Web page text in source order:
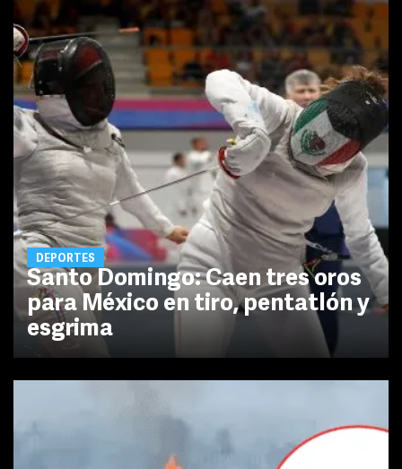
DEPORTES
Santo Domingo: Caen tres oros
para México en tiro, pentatlón y
esgrima